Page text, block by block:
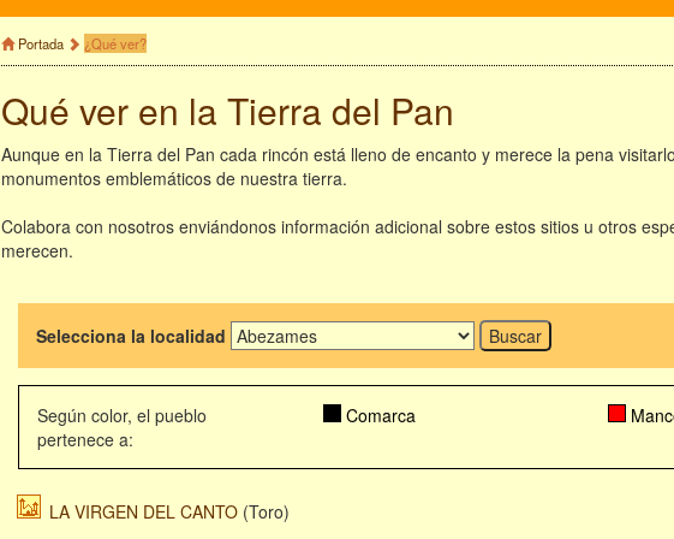
Portada ¿Qué ver?
Qué ver en la Tierra del Pan
Aunque en la Tierra del Pan cada rincón está lleno de encanto y merece la pena
monumentos emblemáticos de nuestra tierra.
Colabora con nosotros enviándonos información adicional sobre estos sitios u otros
merecen.
Selecciona la localidad
Según color, el pueblo
pertenece a:
Comarca
LA VIRGEN DEL CANTO (Toro)